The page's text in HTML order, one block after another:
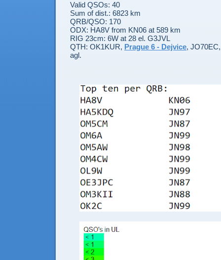
Valid QSOs: 40
Sum of dist.: 6823 km
QRB/QSO: 170
ODX: HA8V from KN06 at 589 km
RIG 23cm: 6W at 28 el. G3JVL
QTH: OK1KUR, Prague 6 - Dejvice,
agl.